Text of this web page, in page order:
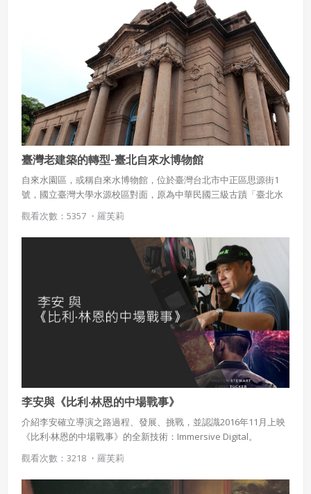
臺灣老建築的轉型-臺北自來水博物館
自來水園區，或稱自來水博物館，位於臺灣台北市中正區思源街1
號，國立臺灣大學水源校區對面，原為中華民國三級古蹟「臺北水
源地唧筒室」，2002年2月5日公告更名，並將觀音山蓄水池、量水
室、渾水抽水站列入古蹟主體範圍。現為自來水博物館。
觀看次數：5357 ・ 羅芙莉
李安與《比利‧林恩的中場戰事》
介紹李安確立導演之路過程、發展、挑戰，並認識2016年11月上映
《比利‧林恩的中場戰事》的全新技術：Immersive Digital。
觀看次數：3218 ・ 羅芙莉
公司得於該著作權存續期間內無償使用，包括再授權之權
本條約定不因本合約終止而失效。
五、聲明保證
會員聲明並保證會員於使用本系統時創作、上傳或張貼的著
作物，會員享有所有權或經合法授權。
如會員違反前項約定致吉寶系統公司遭追訴、請求或求償
者，吉寶系統公司應立即通知會員，必要時本系統得移除爭
議內容。會員應協助相關程序並負擔吉寶系統公司因此所生
支出（包括律師費用）、損害及損失。
六、終止
會員違反本合約或本系統任一規定者，吉寶系統公司得終止
本合約。
本合約終止後，會員不得對吉寶系統公司主張任何費用、補
七、合意管轄
雙方合意專以臺灣臺北地方法院為第一審管轄法